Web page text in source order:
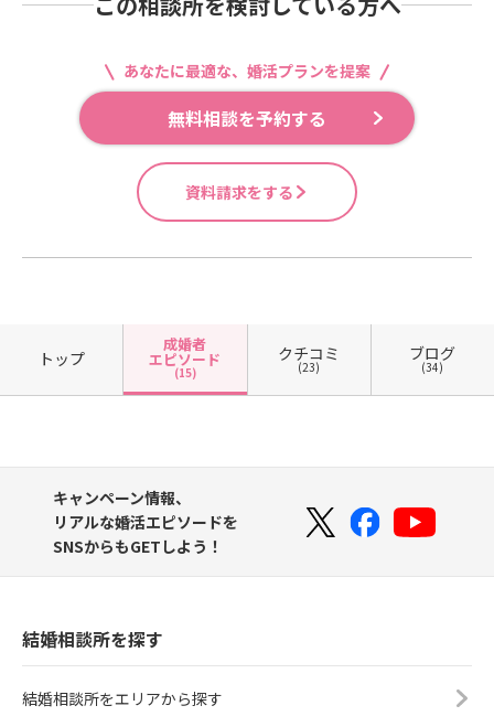
あなたに最適な、婚活プランを提案
無料相談を予約する
資料請求をする
トップ
成婚者
エピソード
(15)
クチコミ
(23)
ブログ
(34)
キャンペーン情報、
リアルな婚活エピソードを
SNSからもGETしよう！
結婚相談所を探す
結婚相談所をエリアから探す